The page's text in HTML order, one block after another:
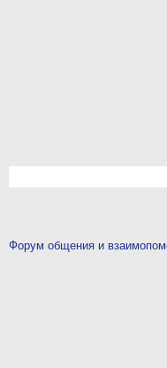
Форум общения и